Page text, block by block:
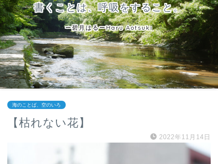
書くことは、呼吸をすること。
ー碧月はるーHaru Aotsuki
海のことば、空のいろ
【枯れない花】
2022年11月14日